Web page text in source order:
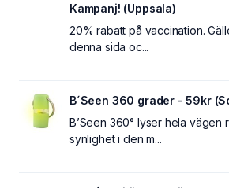
Kampanj! (Uppsala)
20% rabatt på vaccination.
denna sida oc...
B´Seen 360 grader - 59kr
B’Seen 360° lyser hela vägen
synlighet i den m...